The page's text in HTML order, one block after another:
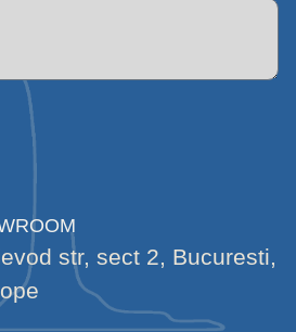
str, sect 2, Bucuresti,